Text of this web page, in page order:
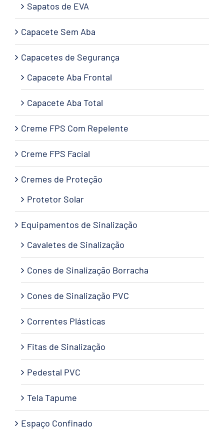
Sapatos de EVA
Capacete Sem Aba
Capacetes de Segurança
Capacete Aba Frontal
Capacete Aba Total
Creme FPS Com Repelente
Creme FPS Facial
Cremes de Proteção
Protetor Solar
Equipamentos de Sinalização
Cavaletes de Sinalização
Cones de Sinalização Borracha
Cones de Sinalização PVC
Correntes Plásticas
Fitas de Sinalização
Pedestal PVC
Tela Tapume
Espaço Confinado